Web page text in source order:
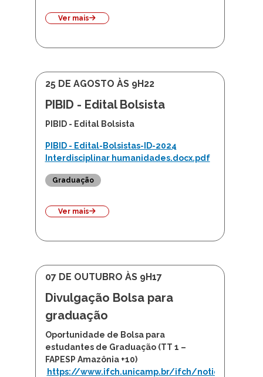
Ver mais
25 DE AGOSTO ÀS 9H22
PIBID - Edital Bolsista
PIBID - Edital Bolsista
PIBID - Edital-Bolsistas-ID-2024
Interdisciplinar humanidades.docx.pdf
Graduação
Ver mais
07 DE OUTUBRO ÀS 9H17
Divulgação Bolsa para
graduação
Oportunidade de Bolsa para
estudantes de Graduação (TT 1 –
FAPESP Amazônia +10)
https://www.ifch.unicamp.br/ifch/noticias-